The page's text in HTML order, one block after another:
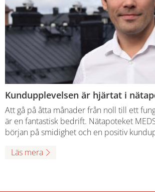
Kundupplevelsen är hjärtat i
Att gå på åtta månader från noll till ett
är en fantastisk bedrift. Nätapoteket
början på smidighet och en positiv
Läs mera